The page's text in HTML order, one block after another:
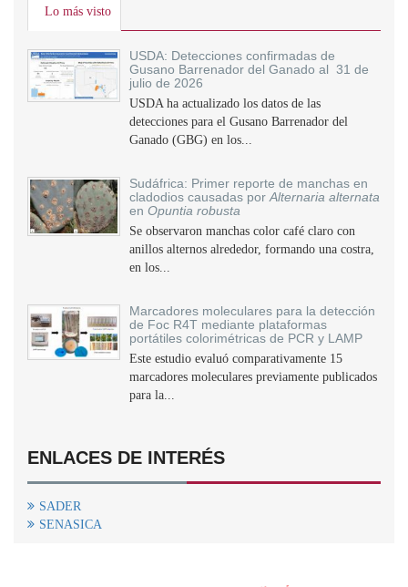
Lo más visto
USDA: Detecciones confirmadas de
Gusano Barrenador del Ganado al 31 de
julio de 2026
USDA ha actualizado los datos de las
detecciones para el Gusano Barrenador del
Ganado (GBG) en los...
Sudáfrica: Primer reporte de manchas en
cladodios causadas por Alternaria alternata
en Opuntia robusta
Se observaron manchas color café claro con
anillos alternos alrededor, formando una costra,
en los...
Marcadores moleculares para la detección
de Foc R4T mediante plataformas
portátiles colorimétricas de PCR y LAMP
Este estudio evaluó comparativamente 15
marcadores moleculares previamente publicados
para la...
ENLACES DE INTERÉS
SADER
SENASICA